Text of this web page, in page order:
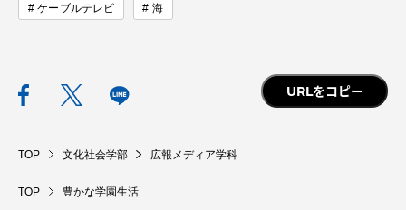
ケーブルテレビ 海
URLをコピー
TOP 文化社会学部 広報メディア学科
TOP 豊かな学園生活資料請求